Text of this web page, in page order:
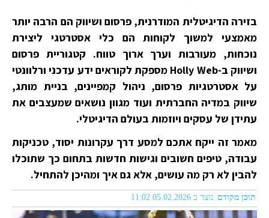
בזירה הדיגיטלית המודרנית, פרסום ושיווק הם הרבה יותר
מאמצעי למשוך לקוחות הם כלי אסטרטגי ליצירת
נוכחות, מעורבות וערך ארוך טווח. קטגוריית פרסום
ושיווק ב-Holly Web מספקת לקוראים ידע עדכני ורלוונטי
על אסטרטגיות פרסום, ניהול קמפיינים, בניית מותג,
שיווק במדיה החברתית ועוד מגוון נושאים שמעצבים את
עתידן של עסקים ויוזמות בעולם הדיגיטלי.
מאמר זה ייקח אתכם למסע דרך עקרונות יסוד, טכניקות
עבודה, טיפים חשובים וגישות חדשות בתחום כך שתוכלו
להבין לא רק מה עושים, אלא גם איך ומהיכן להתחיל.
תוכן מקודם נוצר ב 05.02.2026 11:02